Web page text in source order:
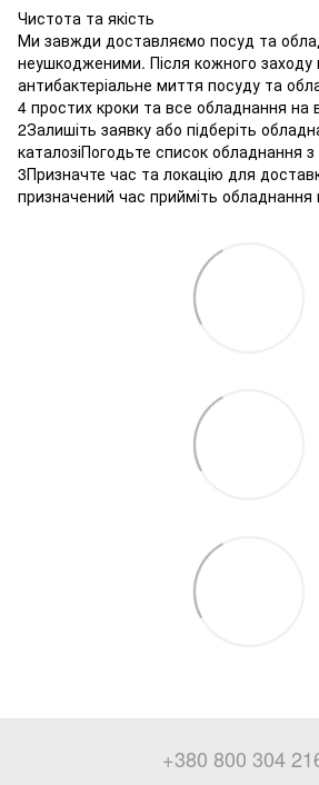
Чистота та якість
Ми завжди доставляємо посуд та
неушкодженими. Після кожного
антибактеріальне миття посуду та
4 простих кроки та все обладнання на
2Залишіть заявку або підберіть
каталозіПогодьте список обладнання
3Призначте час та локацію для
призначений час прийміть обладнання
+380 800 304